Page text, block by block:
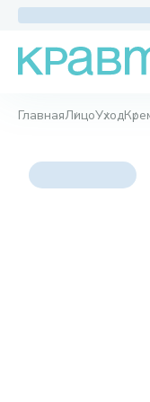
ГлавнаяЛицоУход